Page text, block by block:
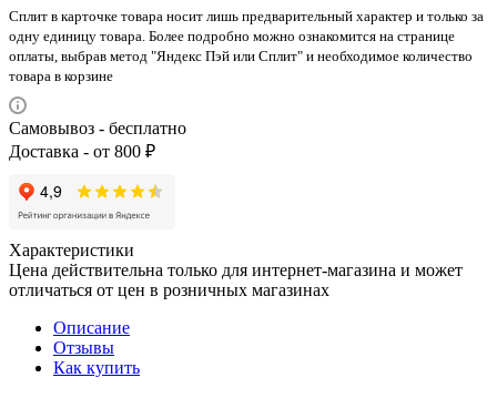
Сплит в карточке товара носит лишь предварительный характер и только за
одну единицу товара. Более подробно можно ознакомится на странице
оплаты, выбрав метод "Яндекс Пэй или Сплит" и необходимое количество
товара в корзине
Самовывоз - бесплатно
Доставка - от 800 ₽
Характеристики
Цена действительна только для интернет-магазина и может
отличаться от цен в розничных магазинах
Описание
Отзывы
Как купить